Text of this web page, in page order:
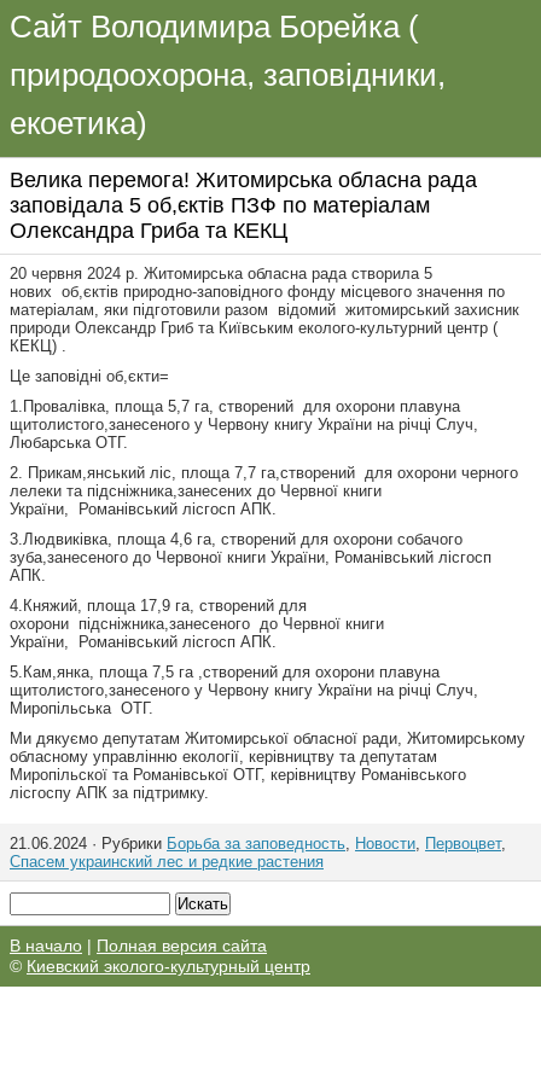
Сайт Володимира Борейка (
природоохорона, заповідники,
екоетика)
Велика перемога! Житомирська обласна рада
заповідала 5 об,єктів ПЗФ по матеріалам
Олександра Гриба та КЕКЦ
20 червня 2024 р. Житомирська обласна рада створила 5
нових об,єктів природно-заповідного фонду місцевого значення по
матеріалам, яки підготовили разом відомий житомирський захисник
природи Олександр Гриб та Київським еколого-культурний центр (
КЕКЦ) .
Це заповідні об,єкти=
1.Провалівка, площа 5,7 га, створений для охорони плавуна
щитолистого,занесеного у Червону книгу України на річці Случ,
Любарська ОТГ.
2. Прикам,янський ліс, площа 7,7 га,створений для охорони черного
лелеки та підсніжника,занесених до Червної книги
України, Романівський лісгосп АПК.
3.Людвиківка, площа 4,6 га, створений для охорони собачого
зуба,занесеного до Червоної книги України, Романівський лісгосп
АПК.
4.Княжий, площа 17,9 га, створений для
охорони підсніжника,занесеного до Червної книги
України, Романівський лісгосп АПК.
5.Кам,янка, площа 7,5 га ,створений для охорони плавуна
щитолистого,занесеного у Червону книгу України на річці Случ,
Миропільська ОТГ.
Ми дякуємо депутатам Житомирської обласної ради, Житомирському
обласному управлінню екології, керівництву та депутатам
Миропільскої та Романівської ОТГ, керівництву Романівського
лісгоспу АПК за підтримку.
21.06.2024 · Рубрики Борьба за заповедность, Новости, Первоцвет,
Спасем украинский лес и редкие растения
В начало | Полная версия сайта
© Киевский эколого-культурный центр